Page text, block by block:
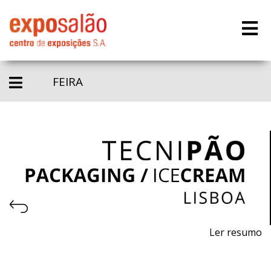
FEIRA
Ler resumo